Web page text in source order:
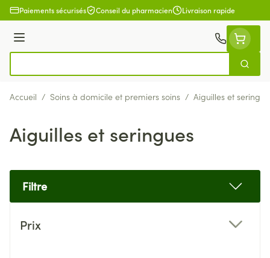
Aller au contenu
Paiements sécurisés Conseil du pharmacien Livraison rapide
Menu
Accueil / Soins à domicile et premiers soins / Aiguilles et
Aiguilles et seringues
Filtre
Prix